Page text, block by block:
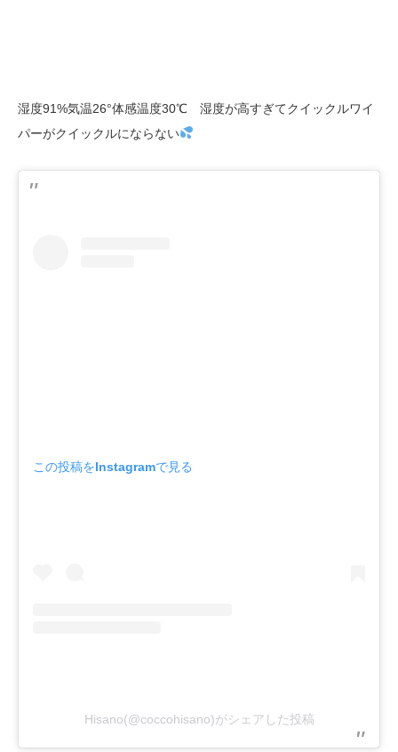
湿度91%気温26°体感温度30℃ 湿度が高すぎてクイックルワイ
パーがクイックルにならない
この投稿をInstagramで見る
Hisano(@coccohisano)がシェアした投稿